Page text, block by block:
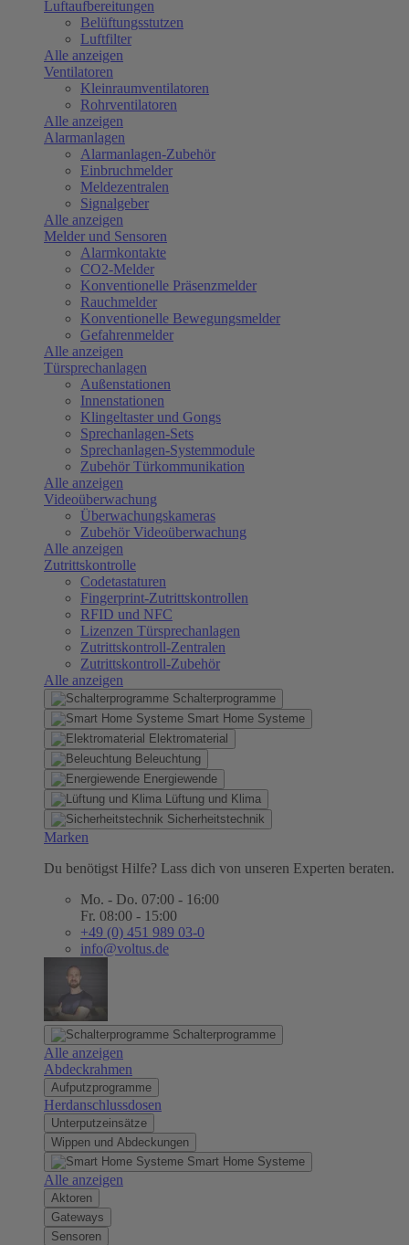
Luftaufbereitungen
Belüftungsstutzen
Luftfilter
Alle anzeigen
Ventilatoren
Kleinraumventilatoren
Rohrventilatoren
Alle anzeigen
Alarmanlagen
Alarmanlagen-Zubehör
Einbruchmelder
Meldezentralen
Signalgeber
Alle anzeigen
Melder und Sensoren
Alarmkontakte
CO2-Melder
Konventionelle Präsenzmelder
Rauchmelder
Konventionelle Bewegungsmelder
Gefahrenmelder
Alle anzeigen
Türsprechanlagen
Außenstationen
Innenstationen
Klingeltaster und Gongs
Sprechanlagen-Sets
Sprechanlagen-Systemmodule
Zubehör Türkommunikation
Alle anzeigen
Videoüberwachung
Überwachungskameras
Zubehör Videoüberwachung
Alle anzeigen
Zutrittskontrolle
Codetastaturen
Fingerprint-Zutrittskontrollen
RFID und NFC
Lizenzen Türsprechanlagen
Zutrittskontroll-Zentralen
Zutrittskontroll-Zubehör
Alle anzeigen
Schalterprogramme
Smart Home Systeme
Elektromaterial
Beleuchtung
Energiewende
Lüftung und Klima
Sicherheitstechnik
Marken
Du benötigst Hilfe? Lass dich von unseren Experten beraten.
Mo. - Do. 07:00 - 16:00
Fr. 08:00 - 15:00
+49 (0) 451 989 03-0
info@voltus.de
Schalterprogramme
Alle anzeigen
Abdeckrahmen
Aufputzprogramme
Herdanschlussdosen
Unterputzeinsätze
Wippen und Abdeckungen
Smart Home Systeme
Alle anzeigen
Aktoren
Gateways
Sensoren